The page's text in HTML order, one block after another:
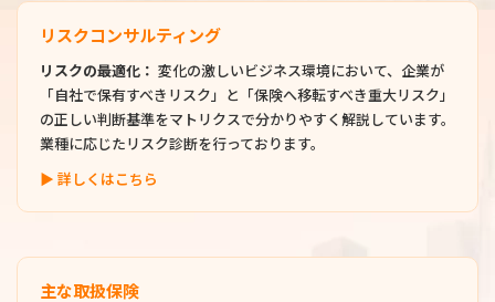
リスクコンサルティング
リスクの最適化： 変化の激しいビジネス環境において、企業が
「自社で保有すべきリスク」と「保険へ移転すべき重大リスク」
の正しい判断基準をマトリクスで分かりやすく解説しています。
業種に応じたリスク診断を行っております。
▶ 詳しくはこちら
主な取扱保険